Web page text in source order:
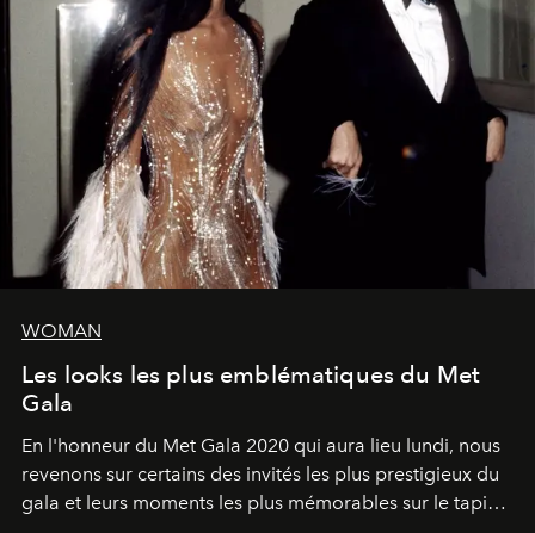
WOMAN
Les looks les plus emblématiques du Met
Gala
En l'honneur du Met Gala 2020 qui aura lieu lundi, nous
revenons sur certains des invités les plus prestigieux du
gala et leurs moments les plus mémorables sur le tapis